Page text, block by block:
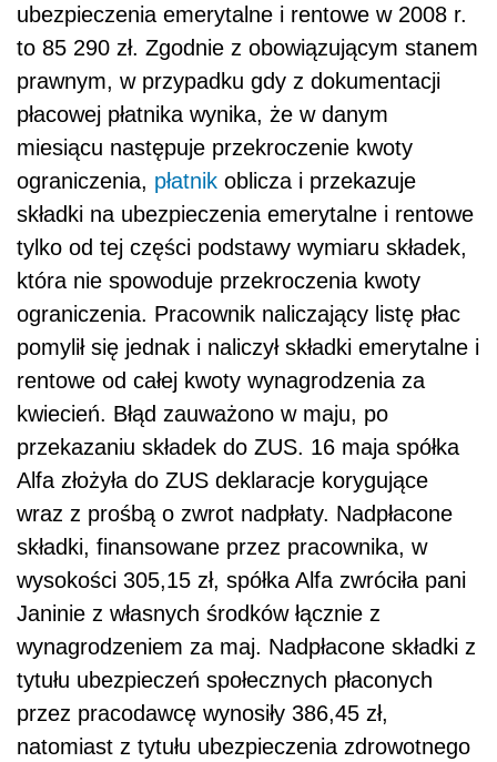
ubezpieczenia emerytalne i rentowe w 2008 r.
to 85 290 zł. Zgodnie z obowiązującym stanem
prawnym, w przypadku gdy z dokumentacji
płacowej płatnika wynika, że w danym
miesiącu następuje przekroczenie kwoty
ograniczenia, płatnik oblicza i przekazuje
składki na ubezpieczenia emerytalne i rentowe
tylko od tej części podstawy wymiaru składek,
która nie spowoduje przekroczenia kwoty
ograniczenia. Pracownik naliczający listę płac
pomylił się jednak i naliczył składki emerytalne i
rentowe od całej kwoty wynagrodzenia za
kwiecień. Błąd zauważono w maju, po
przekazaniu składek do ZUS. 16 maja spółka
Alfa złożyła do ZUS deklaracje korygujące
wraz z prośbą o zwrot nadpłaty. Nadpłacone
składki, finansowane przez pracownika, w
wysokości 305,15 zł, spółka Alfa zwróciła pani
Janinie z własnych środków łącznie z
wynagrodzeniem za maj. Nadpłacone składki z
tytułu ubezpieczeń społecznych płaconych
przez pracodawcę wynosiły 386,45 zł,
natomiast z tytułu ubezpieczenia zdrowotnego